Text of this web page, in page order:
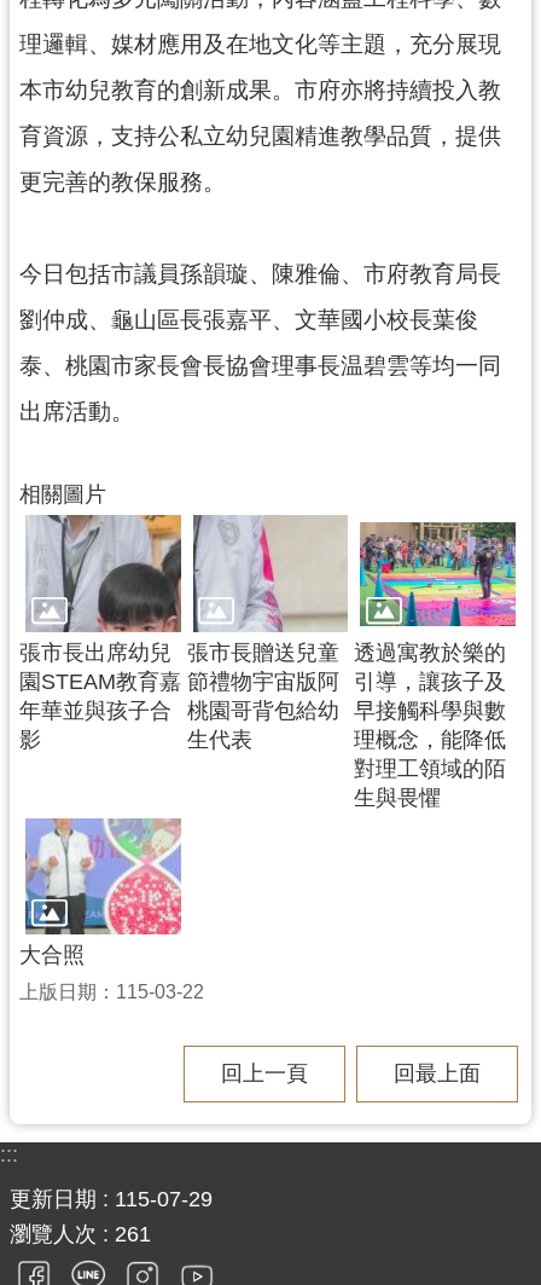
隱
私
政
策
安
全
政
策
政
站
料
開
放
宣
告
理邏輯、媒材應用及在地文化等主題，充分展現
本市幼兒教育的創新成果。市府亦將持續投入教
育資源，支持公私立幼兒園精進教學品質，提供
更完善的教保服務。
今日包括市議員孫韻璇、陳雅倫、市府教育局長
劉仲成、龜山區長張嘉平、文華國小校長葉俊
泰、桃園市家長會長協會理事長温碧雲等均一同
出席活動。
相關圖片
張市長出席幼兒
園STEAM教育嘉
年華並與孩子合
影
張市長贈送兒童
節禮物宇宙版阿
桃園哥背包給幼
生代表
透過寓教於樂的
引導，讓孩子及
早接觸科學與數
理概念，能降低
對理工領域的陌
生與畏懼
大合照
上版日期：115-03-22
回上一頁 回最上面
:::
更新日期
115-07-29
瀏覽人次
261